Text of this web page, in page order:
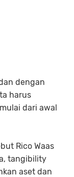
dengan
harus
dari awal
Rico Waas
tangibility
aset dan